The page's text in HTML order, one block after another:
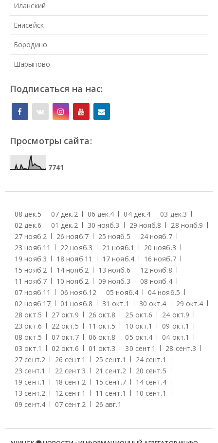
Иланский
Енисейск
Бородино
Шарыпово
Подписаться на нас:
Просмотры сайта:
7741
08 дек.5 07 дек.2 06 дек.4 04 дек.4 03 дек.3
02 дек.6 01 дек.2 30 нояб.3 29 нояб.8 28 нояб.9
27 нояб.2 26 нояб.7 25 нояб.5 24 нояб.7
23 нояб.11 22 нояб.3 21 нояб.1 20 нояб.3
19 нояб.3 18 нояб.11 17 нояб.4 16 нояб.7
15 нояб.2 14 нояб.2 13 нояб.6 12 нояб.8
11 нояб.7 10 нояб.2 09 нояб.3 08 нояб.4
07 нояб.11 06 нояб.12 05 нояб.4 04 нояб.5
02 нояб.17 01 нояб.8 31 окт.1 30 окт.4 29 окт.4
28 окт.5 27 окт.9 26 окт.8 25 окт.6 24 окт.9
23 окт.6 22 окт.5 11 окт.5 10 окт.1 09 окт.1
08 окт.5 07 окт.7 06 окт.8 05 окт.4 04 окт.1
03 окт.1 02 окт.6 01 окт.3 30 сент.1 28 сент.3
27 сент.2 26 сент.1 25 сент.1 24 сент.1
23 сент.1 22 сент.3 21 сент.2 20 сент.5
19 сент.1 18 сент.2 15 сент.7 14 сент.4
13 сент.2 12 сент.1 11 сент.1 10 сент.1
09 сент.4 07 сент.2 26 авг.1